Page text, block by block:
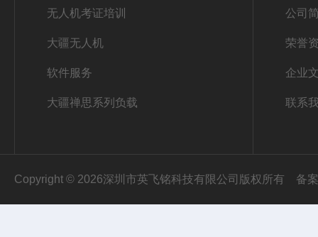
无人机考证培训
大疆无人机
软件服务
大疆禅思系列负载
公司
荣誉
企业
联系
Copyright © 2026深圳市英飞铭科技有限公司版权所有 备